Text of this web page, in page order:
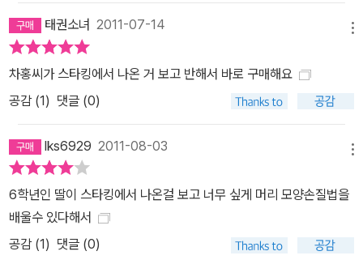
태권소녀 2011-07-14
차홍씨가 스타킹에서 나온 거 보고 반해서 바로 구매해요
공감 (1) 댓글 (0)
lks6929 2011-08-03
6학년인 딸이 스타킹에서 나온걸 보고 너무 싶게 머리 모양손질법을
배울수 있다해서
공감 (1) 댓글 (0)